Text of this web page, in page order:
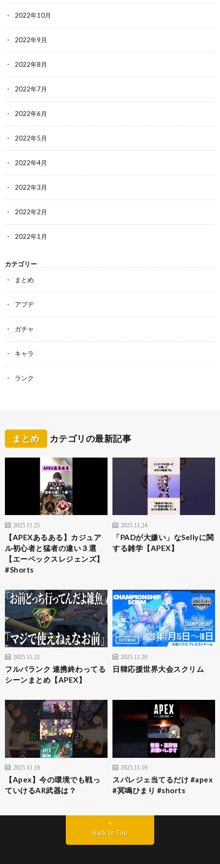
2022年10月
2022年9月
2022年8月
2022年7月
2022年6月
2022年5月
2022年4月
2022年3月
2022年2月
2022年1月
カテゴリー
まとめ
アプデ
ガチャ
キャラ
ランク
まとめ カテゴリの最新記事
2025.11.25
【APEXあるある】カジュア
ル初心者と猛者の違い３選
【エーペックスレジェンズ】
#Shorts
2025.11.24
「PADが大嫌い」なSellyに関
する雑学【APEX】
2025.11.22
フルパランク 連携終わってる
シーンまとめ【APEX】
2025.11.20
日韓応援世界大会スクリム
2025.11.19
【Apex】今の環境でも戦っ
ていけるAR武器は？
2025.11.19
スパレジェ当てるだけ #apex
#冥鳴ひまり #shorts
Back to Top